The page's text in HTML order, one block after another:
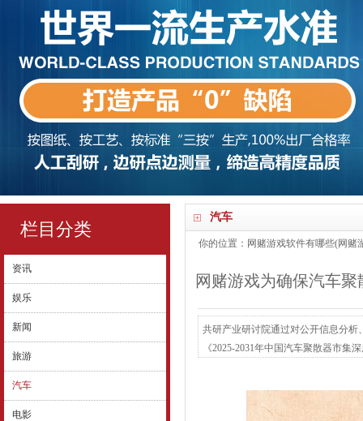
栏目分类
资讯
娱乐
新闻
旅游
汽车
电影
汽车
你的位置： 网赌游戏软件有哪些(网赌
网赌游戏为确保汽车
共研产业研讨院通过对公开信息分
《2025-2031年中国汽车聚散器市